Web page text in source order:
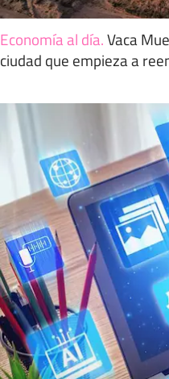
Economía al día.Vaca
ciudad que empieza a